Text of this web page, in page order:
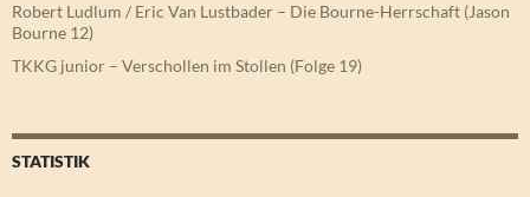
Robert Ludlum / Eric Van Lustbader – Die Bourne-Herrschaft (Jason
Bourne 12)
TKKG junior – Verschollen im Stollen (Folge 19)
STATISTIK